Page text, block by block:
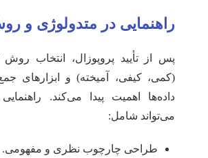
راهنمایی در متدولوژی و
پس از تأیید پروپوزال، انتخاب
(کمی، کیفی، آمیخته) و ابزارهای
داده‌ها اهمیت پیدا می‌کند.
می‌تواند شامل:
طراحی چارچوب نظری و مفهومی.